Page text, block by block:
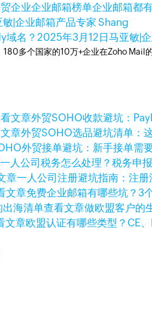
企业企业邮箱榜单企业邮箱都
敏|企业邮箱产品专家 Shang
域名？ 2025年3月12日马亚敏|
多个国家的10万+企业在Zoho Mail
文章外贸SOHO收款避坑：
章外贸SOHO选品避坑清单：
外贸接单避坑：新手接单需
一人公司税务怎么处理？税务申
章一人公司注册避坑指南：注
文章免费企业邮箱有哪些坑？3
查看文章做欧盟客户的
文章欧盟认证有哪些类型？CE